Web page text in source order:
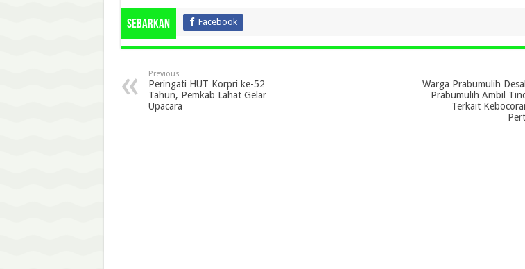
Sebarkan Facebook
Previous
Peringati HUT Korpri ke-52
Tahun, Pemkab Lahat Gelar
Upacara
Warga Prabumulih
Prabumulih Ambil
Terkait